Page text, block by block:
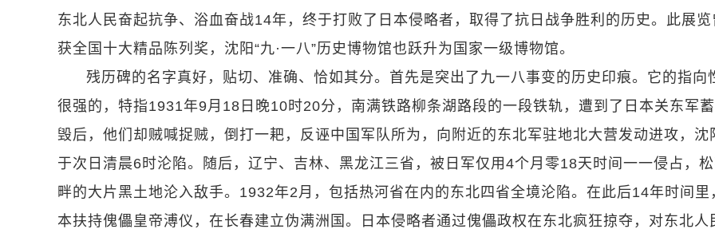
东北人民奋起抗争、浴血奋战14年，终于打败了日本侵略者，取得了抗日战争胜利的历史。此展览
获全国十大精品陈列奖，沈阳“九·一八”历史博物馆也跃升为国家一级博物馆。
残历碑的名字真好，贴切、准确、恰如其分。首先是突出了九一八事变的历史印痕。它的指向
很强的，特指1931年9月18日晚10时20分，南满铁路柳条湖路段的一段铁轨，遭到了日本关东军
毁后，他们却贼喊捉贼，倒打一耙，反诬中国军队所为，向附近的东北军驻地北大营发动进攻，沈
于次日清晨6时沦陷。随后，辽宁、吉林、黑龙江三省，被日军仅用4个月零18天时间一一侵占，
畔的大片黑土地沦入敌手。1932年2月，包括热河省在内的东北四省全境沦陷。在此后14年时间里
本扶持傀儡皇帝溥仪，在长春建立伪满洲国。日本侵略者通过傀儡政权在东北疯狂掠夺，对东北人